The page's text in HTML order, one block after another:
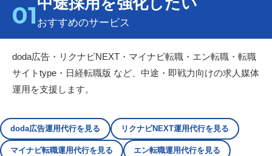
01 おすすめのサービス
doda広告・リクナビNEXT・マイナビ転職・エン転職・転職
サイトtype・日経転職版 など、中途・即戦力向けの求人媒体
運用を支援します。
doda広告運用代行を見る リクナビNEXT運用代行を見る
マイナビ転職運用代行を見る エン転職運用代行を見る